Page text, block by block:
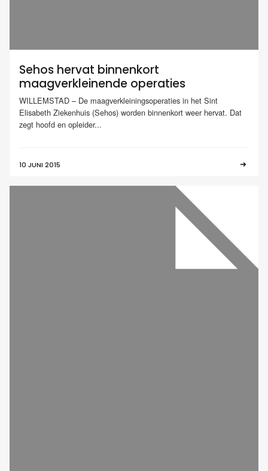
Sehos hervat binnenkort
maagverkleinende operaties
WILLEMSTAD – De maagverkleiningsoperaties in het Sint
Elisabeth Ziekenhuis (Sehos) worden binnenkort weer hervat. Dat
zegt hoofd en opleider...
10 JUNI 2015